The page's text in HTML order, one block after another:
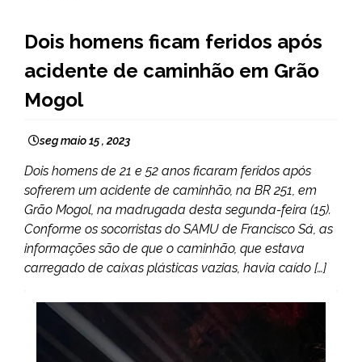
MINAS
GERAIS
Dois homens ficam feridos após
acidente de caminhão em Grão
Mogol
seg maio 15 , 2023
Dois homens de 21 e 52 anos ficaram feridos após
sofrerem um acidente de caminhão, na BR 251, em
Grão Mogol, na madrugada desta segunda-feira (15).
Conforme os socorristas do SAMU de Francisco Sá, as
informações são de que o caminhão, que estava
carregado de caixas plásticas vazias, havia caído […]